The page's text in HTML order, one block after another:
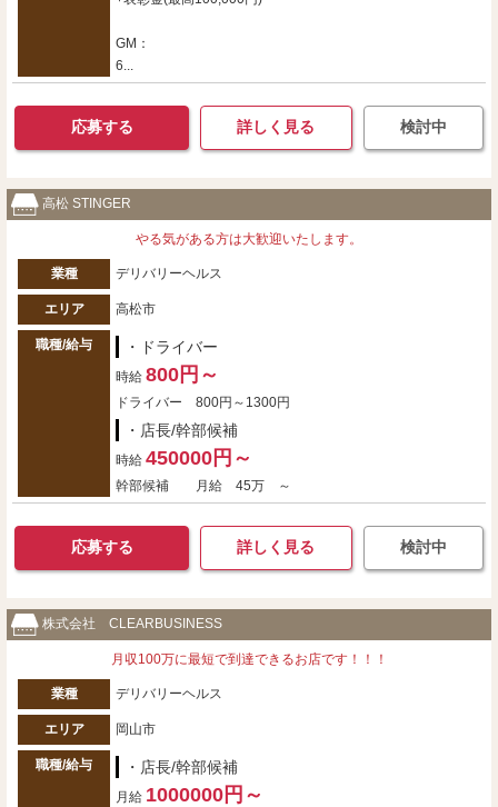
GM：
6...
応募する 詳しく見る 検討中
高松 STINGER
やる気がある方は大歓迎いたします。
業種 デリバリーヘルス
エリア 高松市
職種/給与 ・ドライバー
時給 800円～
ドライバー 800円～1300円
・店長/幹部候補
時給 450000円～
幹部候補 月給 45万 ～
応募する 詳しく見る 検討中
株式会社 CLEARBUSINESS
月収100万に最短で到達できるお店です！！！
業種 デリバリーヘルス
エリア 岡山市
職種/給与 ・店長/幹部候補
月給 1000000円～